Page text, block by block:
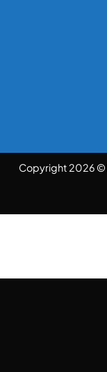
Copyright 2026 ©